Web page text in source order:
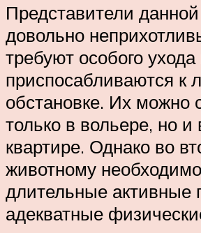
Представители
довольно
требуют особого ухода
приспосабливаются к
обстановке. Их можно
только в вольере, но и
квартире. Однако во
животному
длительные активные
адекватные